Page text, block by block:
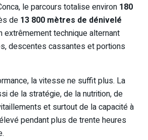
le parcours totalise environ 180
de 13 800 mètres de dénivelé
extrêmement technique alternant
descentes cassantes et portions
la vitesse ne suffit plus. La
de la stratégie, de la nutrition, de
et surtout de la capacité à
pendant plus de trente heures